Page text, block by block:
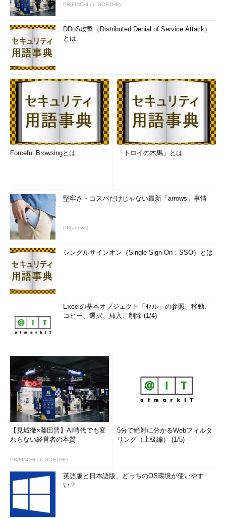
PR(FINCHI on GOETHE)
DDoS攻撃（Distributed Denial of Service Attack）
とは
Forceful Browsingとは 「トロイの木馬」とは
堅牢さ・コスパだけじゃない最新「arrows」事情
PR(arrows)
シングルサインオン（Single Sign-On：SSO）とは
Excelの基本オブジェクト「セル」の参照、移動、
コピー、選択、挿入、削除 (1/4)
【見城徹×藤田晋】AI時代でも変
わらない経営者の本質
PR(FINCHI on GOETHE)
5分で絶対に分かるWebフィルタ
リング（上級編） (1/5)
英語版と日本語版、どっちのOS環境が使いやす
い？